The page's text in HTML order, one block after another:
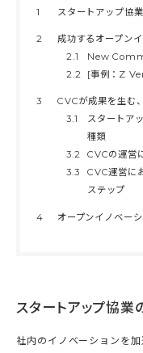
1 スタートアップ協
2
成功するオープン
2.1
New
2.2
[事例：Z
3
CVCが成果を生む
3.1
スタートア
種類
3.2
CVCの運営
3.3
CVC運営に
ステップ
4 オープンイノベー
スタートアップ協業
社内のイノベーションを